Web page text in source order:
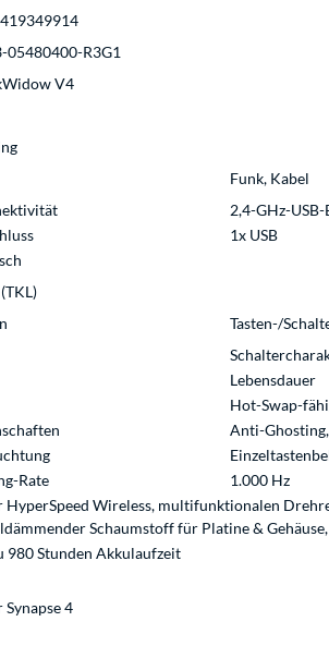
05480400-R3G1
V4
Funk, Kabel
2,4-GHz-
1x USB
Tasten-/
Lebensdauer
Hot-Swap-
Anti-
Rate
1.000 Hz
HyperSpeed Wireless, multifunktionalen
Schaumstoff für Platine &
980 Stunden Akkulaufzeit
Synapse 4